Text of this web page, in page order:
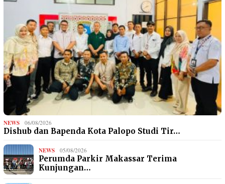
NEWS 06/08/2026
Dishub dan Bapenda Kota Palopo Studi Tir…
NEWS 05/08/2026
Perumda Parkir Makassar Terima
Kunjungan…